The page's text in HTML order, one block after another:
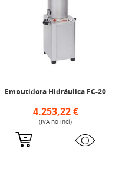
Embutidora Hidráulica FC-20
4.253,22 €
(IVA no incl)